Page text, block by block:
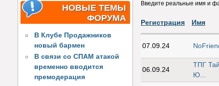
НОВЫЕ ТЕМЫ
ФОРУМА
В Клубе Продажников
новый бармен
В связи со СПАМ атакой
временно вводится
премодерация
Введите реальные имя и
Регистрация Имя
07.09.24
06.09.24
ТПГ
Ю...